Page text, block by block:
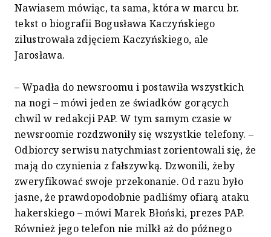
Nawiasem mówiąc, ta sama, która w marcu br.
tekst o biografii Bogusława Kaczyńskiego
zilustrowała zdjęciem Kaczyńskiego, ale
Jarosława.
– Wpadła do newsroomu i postawiła wszystkich
na nogi – mówi jeden ze świadków gorących
chwil w redakcji PAP. W tym samym czasie w
newsroomie rozdzwoniły się wszystkie telefony. –
Odbiorcy serwisu natychmiast zorientowali się, że
mają do czynienia z fałszywką. Dzwonili, żeby
zweryfikować swoje przekonanie. Od razu było
jasne, że prawdopodobnie padliśmy ofiarą ataku
hakerskiego – mówi Marek Błoński, prezes PAP.
Również jego telefon nie milkł aż do późnego